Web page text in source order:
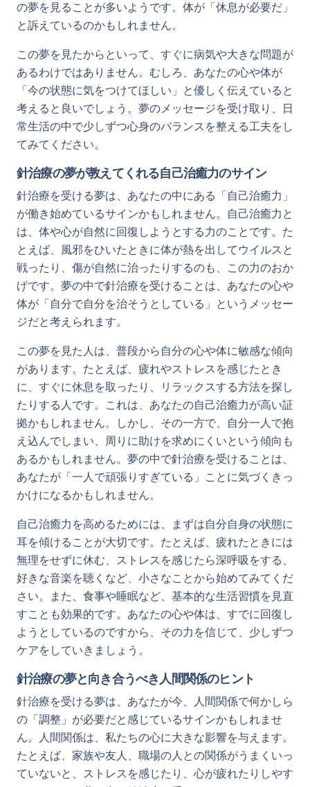
の夢を見ることが多いようです。体が「休息が必要だ」
と訴えているのかもしれません。
この夢を見たからといって、すぐに病気や大きな問題が
あるわけではありません。むしろ、あなたの心や体が
「今の状態に気をつけてほしい」と優しく伝えていると
考えると良いでしょう。夢のメッセージを受け取り、日
常生活の中で少しずつ心身のバランスを整える工夫をし
てみてください。
針治療の夢が教えてくれる自己治癒力のサイン
針治療を受ける夢は、あなたの中にある「自己治癒力」
が働き始めているサインかもしれません。自己治癒力と
は、体や心が自然に回復しようとする力のことです。た
とえば、風邪をひいたときに体が熱を出してウイルスと
戦ったり、傷が自然に治ったりするのも、この力のおか
げです。夢の中で針治療を受けることは、あなたの心や
体が「自分で自分を治そうとしている」というメッセー
ジだと考えられます。
この夢を見た人は、普段から自分の心や体に敏感な傾向
があります。たとえば、疲れやストレスを感じたとき
に、すぐに休息を取ったり、リラックスする方法を探し
たりする人です。これは、あなたの自己治癒力が高い証
拠かもしれません。しかし、その一方で、自分一人で抱
え込んでしまい、周りに助けを求めにくいという傾向も
あるかもしれません。夢の中で針治療を受けることは、
あなたが「一人で頑張りすぎている」ことに気づくきっ
かけになるかもしれません。
自己治癒力を高めるためには、まずは自分自身の状態に
耳を傾けることが大切です。たとえば、疲れたときには
無理をせずに休む、ストレスを感じたら深呼吸をする、
好きな音楽を聴くなど、小さなことから始めてみてくだ
さい。また、食事や睡眠など、基本的な生活習慣を見直
すことも効果的です。あなたの心や体は、すでに回復し
ようとしているのですから、その力を信じて、少しずつ
ケアをしていきましょう。
針治療の夢と向き合うべき人間関係のヒント
針治療を受ける夢は、あなたが今、人間関係で何かしら
の「調整」が必要だと感じているサインかもしれませ
ん。人間関係は、私たちの心に大きな影響を与えます。
たとえば、家族や友人、職場の人との関係がうまくいっ
ていないと、ストレスを感じたり、心が疲れたりしやす